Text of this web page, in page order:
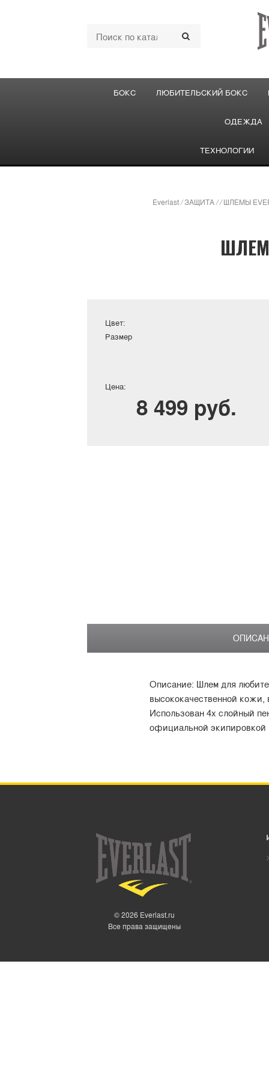
БОКС ЛЮБИТЕЛЬСКИЙ БОКС
ОДЕЖДА
ТЕХНОЛОГИИ
Everlast/ЗАЩИТА// ШЛЕМЫ
ШЛЕМ
Цвет:
Размер
Цена:
8 499 руб.
Описание: Шлем для
высококачественной кожи,
Использован 4х слойный
официальной экипировкой
© 2026 Everlast.ru
Все права защищены